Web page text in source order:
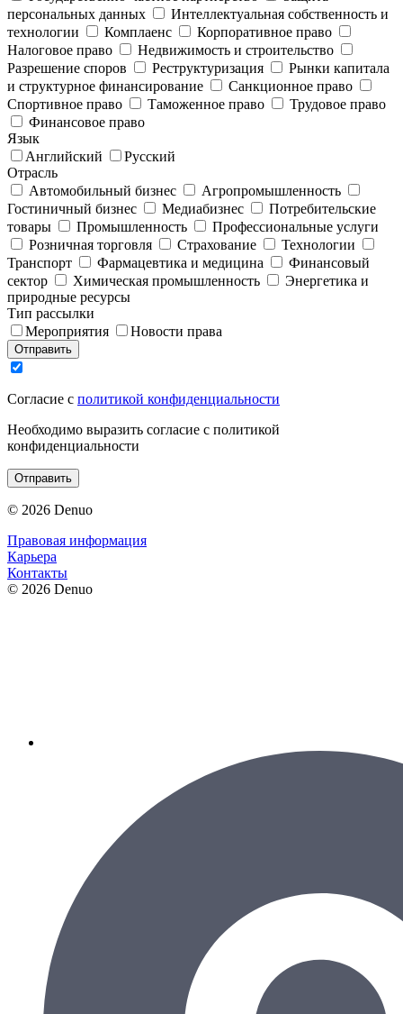
персональных данных
Интеллектуальная собственность и
технологии
Комплаенс
Корпоративное право
Налоговое право
Недвижимость и строительство
Разрешение споров
Реструктуризация
Рынки капитала
и структурное финансирование
Санкционное право
Спортивное право
Таможенное право
Трудовое право
Финансовое право
Язык
Английский
Русский
Отрасль
Автомобильный бизнес
Агропромышленность
Гостиничный бизнес
Медиабизнес
Потребительские
товары
Промышленность
Профессиональные услуги
Розничная торговля
Страхование
Технологии
Транспорт
Фармацевтика и медицина
Финансовый
сектор
Химическая промышленность
Энергетика и
природные ресурсы
Тип рассылки
Мероприятия
Новости права
Отправить
Согласие с политикой конфиденциальности
Необходимо выразить согласие с политикой
конфиденциальности
Отправить
© 2026 Denuo
Правовая информация
Карьера
Контакты
© 2026 Denuo